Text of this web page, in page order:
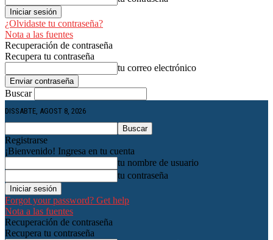
¿Olvidaste tu contraseña?
Nota a las fuentes
Recuperación de contraseña
Recupera tu contraseña
tu correo electrónico
Buscar
DISSABTE, AGOST 8, 2026
Registrarse
¡Bienvenido! Ingresa en tu cuenta
tu nombre de usuario
tu contraseña
Forgot your password? Get help
Nota a las fuentes
Recuperación de contraseña
Recupera tu contraseña